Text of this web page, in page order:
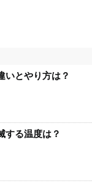
いとやり方は？
する温度は？